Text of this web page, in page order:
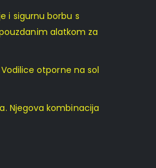
i sigurnu borbu s
alatkom za
otporne na sol
Njegova kombinacija